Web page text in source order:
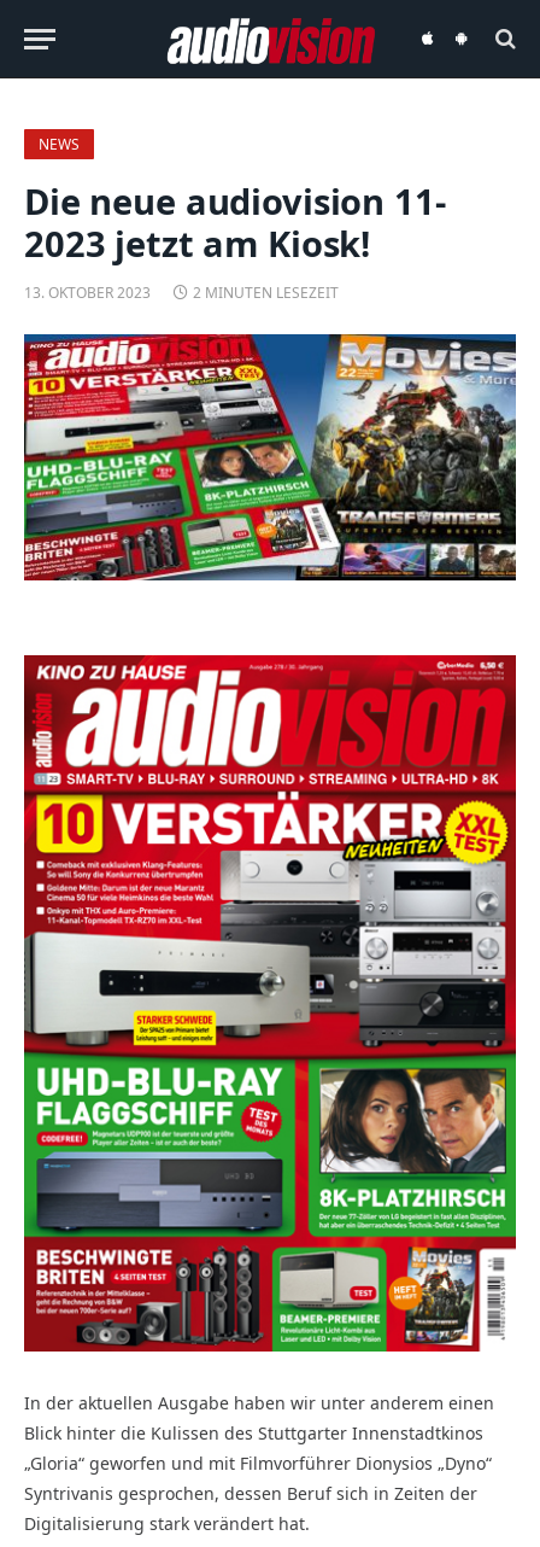
audiovisionaudiovision
NEWS
Die neue audiovision 11-
2023 jetzt am Kiosk!
13. OKTOBER 2023 2 MINUTEN LESEZEIT
In der aktuellen Ausgabe haben wir unter anderem einen
Blick hinter die Kulissen des Stuttgarter Innenstadtkinos
„Gloria“ geworfen und mit Filmvorführer Dionysios „Dyno“
Syntrivanis gesprochen, dessen Beruf sich in Zeiten der
Digitalisierung stark verändert hat.